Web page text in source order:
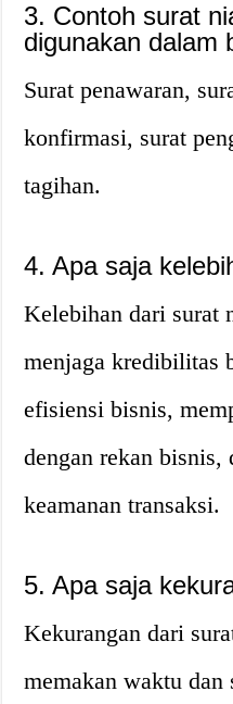
3. Contoh surat
digunakan dalam
Surat penawaran,
konfirmasi, surat
tagihan.
4. Apa saja
Kelebihan dari surat
menjaga kredibilitas
efisiensi bisnis,
dengan rekan bisnis,
keamanan transaksi.
5. Apa saja
Kekurangan dari
memakan waktu dan